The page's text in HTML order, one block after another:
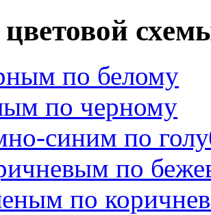
по белому
по черному
синим по
по
по